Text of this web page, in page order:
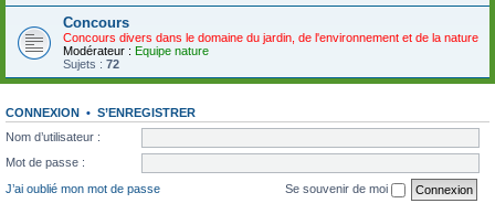
Concours
Concours divers dans le domaine du jardin, de l'environnement et de la nature
Modérateur : Equipe nature
Sujets : 72
CONNEXION • S’ENREGISTRER
Nom d’utilisateur :
Mot de passe :
J’ai oublié mon mot de passe
Se souvenir de moi